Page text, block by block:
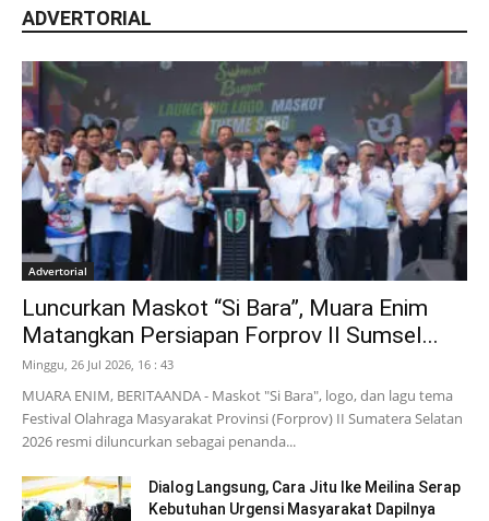
ADVERTORIAL
Advertorial
Luncurkan Maskot “Si Bara”, Muara Enim
Matangkan Persiapan Forprov II Sumsel...
Minggu, 26 Jul 2026, 16 : 43
MUARA ENIM, BERITAANDA - Maskot "Si Bara", logo, dan lagu tema
Festival Olahraga Masyarakat Provinsi (Forprov) II Sumatera Selatan
2026 resmi diluncurkan sebagai penanda...
Dialog Langsung, Cara Jitu Ike Meilina Serap
Kebutuhan Urgensi Masyarakat Dapilnya